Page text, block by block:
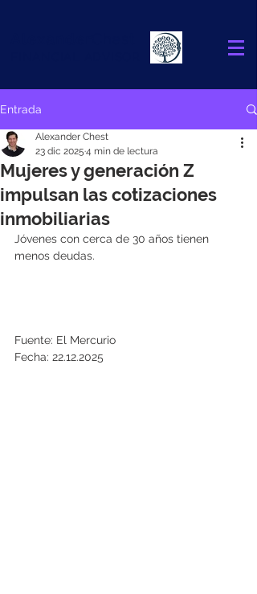
Entrada
Mujeres y generación Z
impulsan las cotizaciones
inmobiliarias
Alexander Chest
23 dic 2025 4 min de lectura
Jóvenes con cerca de 30 años tienen
menos deudas.
Fuente: El Mercurio
Fecha: 22.12.2025